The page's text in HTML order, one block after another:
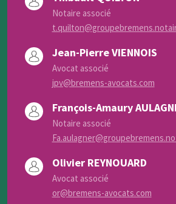
Notaire associé
Jean-Pierre VIENNOIS
Avocat associé
jpv@bremens-avocats.com
François-Amaury
Notaire associé
Olivier REYNOUARD
Avocat associé
or@bremens-avocats.com